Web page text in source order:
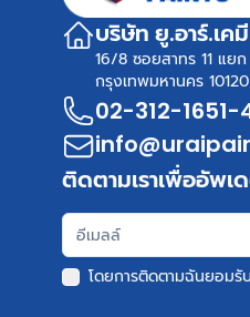
บริษัท ยู.อาร์.เค
16/8 ซอยสาทร 11 แย
กรุงเทพมหานคร 10120
02-312-1651-
ติดตามเราเพื่ออัพเ
โดยการติดตามฉันยอมรับ